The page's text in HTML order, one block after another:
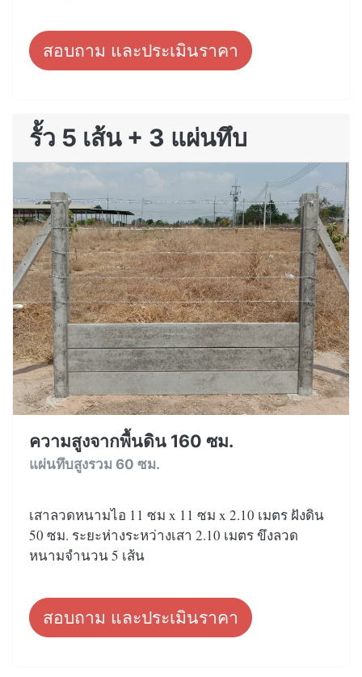
สอบถาม และประเมินราคา
รั้ว 5 เส้น + 3 แผ่นทึบ
ความสูงจากพื้นดิน 160 ซม.
แผ่นทึบสูงรวม 60 ซม.
เสาลวดหนามไอ 11 ซม x 11 ซม x 2.10 เมตร ฝังดิน
50 ซม. ระยะห่างระหว่างเสา 2.10 เมตร ขึงลวด
หนามจำนวน 5 เส้น
สอบถาม และประเมินราคา